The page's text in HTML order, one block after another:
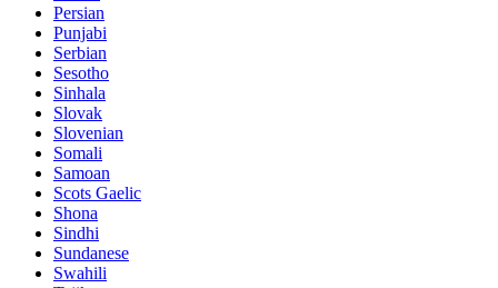
Persian
Punjabi
Serbian
Sesotho
Sinhala
Slovak
Slovenian
Somali
Samoan
Scots Gaelic
Shona
Sindhi
Sundanese
Swahili